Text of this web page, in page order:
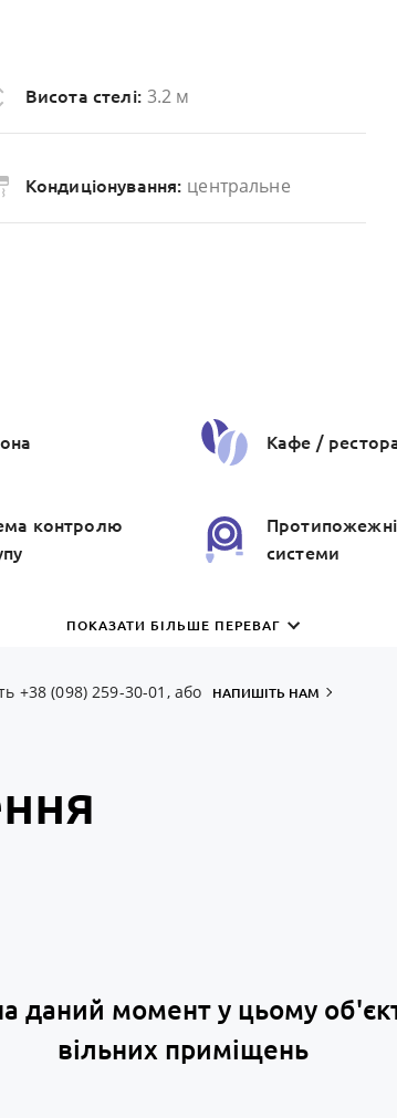
Висота стелі: 3.2 м
Кондиціонування: центральне
Кафе /
контролю
Протипожежнi
системи
Зовнiшня
ПОКАЗАТИ БІЛЬШЕ ПЕРЕВАГ
+38 (098) 259-30-01, або НАПИШІТЬ НАМ
даний момент у цьому
вільних приміщень